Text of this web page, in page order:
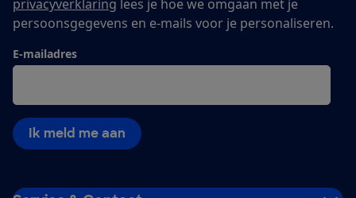
privacyverklaring lees je hoe we omgaan met je
persoonsgegevens en e-mails voor je personaliseren.
E-mailadres
Ik meld me aan